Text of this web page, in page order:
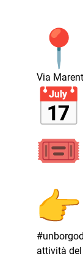
Via
attività del